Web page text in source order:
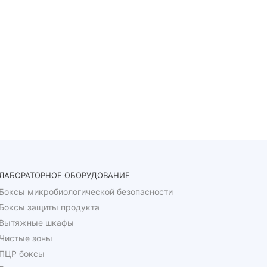
ЛАБОРАТОРНОЕ ОБОРУДОВАНИЕ
Боксы микробиологической безопасности
Боксы защиты продукта
Вытяжные шкафы
Чистые зоны
ПЦР боксы